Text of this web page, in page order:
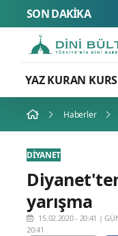
SON DAKİKA
YAZ KURAN
Haberler
DİYANET
yarışma
15.02.2020 - 20:41 |
20:41